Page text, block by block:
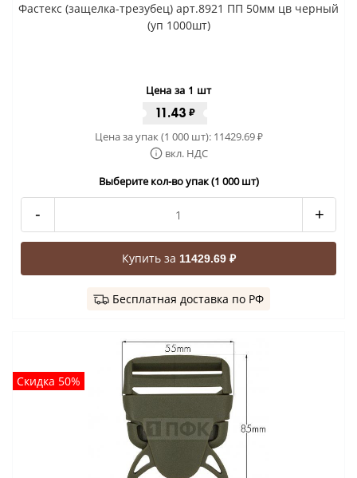
Фастекс (защелка-трезубец) арт.8921 ПП 50мм цв черный
(уп 1000шт)
Цена за 1 шт
11.43 ₽
Цена за упак (1 000 шт): 11429.69₽
вкл. НДС
Выберите кол-во упак (1 000 шт)
- +
Купить за 11429.69 ₽
Бесплатная доставка по РФ
Скидка 50%